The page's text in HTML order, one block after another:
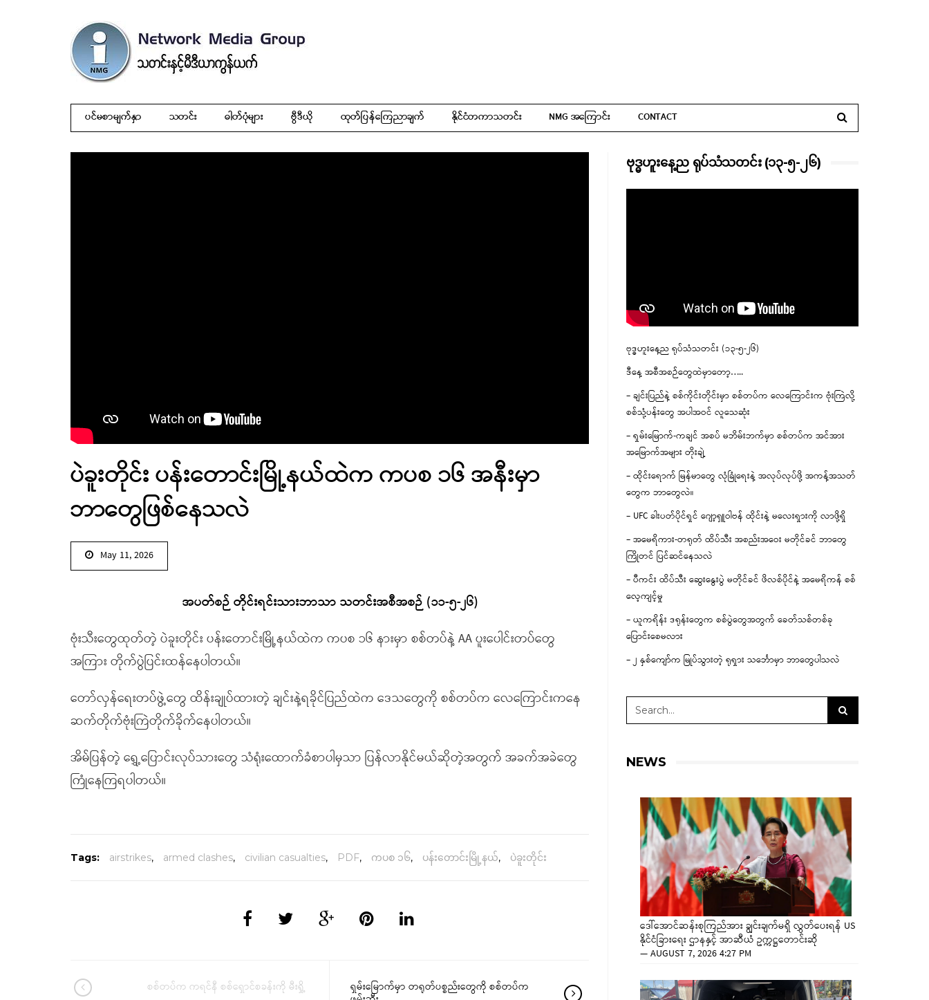
ပင်မစာမျက်နှာ သတင်း ဓါတ်ပုံများ ဗွီဒီယို ထုတ်ပြန်ကြေညာချက် နိုင်ငံတကာသတင်း NMG အကြောင်း CONTACT
ပဲခူးတိုင်း ပန်းတောင်းမြို့နယ်ထဲက ကပစ ၁၆ အနီးမှာ
ဘာတွေဖြစ်နေသလဲ
May 11, 2026
အပတ်စဉ် တိုင်းရင်းသားဘာသာ သတင်းအစီအစဉ် (၁၁-၅-၂၆)
ဗုံးသီးတွေထုတ်တဲ့ ပဲခူးတိုင်း ပန်းတောင်းမြို့နယ်ထဲက ကပစ ၁၆ နားမှာ စစ်တပ်နဲ့ AA ပူးပေါင်းတပ်တွေ
အကြား တိုက်ပွဲပြင်းထန်နေပါတယ်။
တော်လှန်ရေးတပ်ဖွဲ့တွေ ထိန်းချုပ်ထားတဲ့ ချင်းနဲ့ရခိုင်ပြည်ထဲက ဒေသတွေကို စစ်တပ်က လေကြောင်းကနေ
ဆက်တိုက်ဗုံးကြဲတိုက်ခိုက်နေပါတယ်။
အိမ်ပြန်တဲ့ ရွှေ့ပြောင်းလုပ်သားတွေ သံရုံးထောက်ခံစာပါမှသာ ပြန်လာနိုင်မယ်ဆိုတဲ့အတွက် အခက်အခဲတွေ
ကြုံနေကြရပါတယ်။
Tags: airstrikes, armed clashes, civilian casualties, PDF, ကပစ ၁၆, ပန်းတောင်းမြို့နယ်, ပဲခူးတိုင်း
စစ်တပ်က ကရင်နီ စစ်ရှောင်စခန်းကို မီးရှို့ ရှမ်းမြောက်မှာ တရုတ်ပစ္စည်းတွေကို စစ်တပ်က
ဗုဒ္ဓဟူးနေ့ည ရုပ်သံသတင်း (၁၃-၅-၂၆)
ဗုဒ္ဓဟူးနေ့ည ရုပ်သံသတင်း (၁၃-၅-၂၆)
ဒီနေ့ အစီအစဉ်တွေထဲမှာတော့…..
– ချင်းပြည်နဲ့ စစ်ကိုင်းတိုင်းမှာ စစ်တပ်က လေကြောင်းက ဗုံးကြဲလို့
စစ်သုံ့ပန်းတွေ အပါအဝင် လူသေဆုံး
– ရှမ်းမြောက်-ကချင် အစပ် မဘိမ်းဘက်မှာ စစ်တပ်က အင်အား
အမြောက်အများ တိုးချဲ့
– ထိုင်းရောက် မြန်မာတွေ လုံခြုံရေးနဲ့ အလုပ်လုပ်ဖို့ အကန့်အသတ်
တွေက ဘာတွေလဲ။
– UFC ခါးပတ်ပိုင်ရှင် ဂျော့ရှူဝါဗန် ထိုင်းနဲ့ မလေးရှားကို လာဖို့ရှိ
– အမေရိကား-တရုတ် ထိပ်သီး အစည်းအဝေး မတိုင်ခင် ဘာတွေ
ကြိုတင် ပြင်ဆင်နေသလဲ
– ပီကင်း ထိပ်သီး ဆွေးနွေးပွဲ မတိုင်ခင် ဖိလစ်ပိုင်နဲ့ အမေရိကန် စစ်
လေ့ကျင့်မှု
– ယူကရိန်း ဒရုန်းတွေက စစ်ပွဲတွေအတွက် ခေတ်သစ်တစ်ခု
ပြောင်းစေမလား
– ၂ နှစ်ကျော်က မြုပ်သွားတဲ့ ရုရှား သင်္ဘောမှာ ဘာတွေပါသလဲ
NEWS
ဒေါ်အောင်ဆန်းစုကြည်အား ချွင်းချက်မရှိ လွှတ်ပေးရန် US
နိုင်ငံခြားရေး ဌာနနှင့် အာဆီယံ ဥက္ကဋ္ဌတောင်းဆို
—AUGUST 7, 2026 4:27 PM